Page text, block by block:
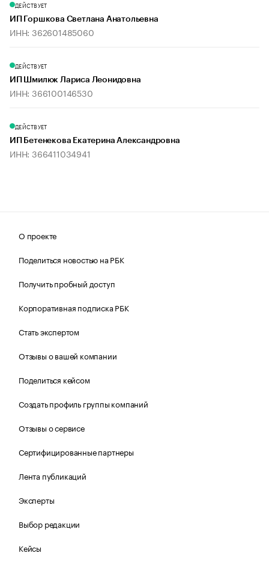
ДЕЙСТВУЕТ
ИП Горшкова Светлана Анатольевна
ИНН: 362601485060
ДЕЙСТВУЕТ
ИП Шмилюк Лариса Леонидовна
ИНН: 366100146530
ДЕЙСТВУЕТ
ИП Бетенекова Екатерина Александровна
ИНН: 366411034941
О проекте
Поделиться новостью на РБК
Получить пробный доступ
Корпоративная подписка РБК
Стать экспертом
Отзывы о вашей компании
Поделиться кейсом
Создать профиль группы компаний
Отзывы о сервисе
Сертифицированные партнеры
Лента публикаций
Эксперты
Выбор редакции
Кейсы